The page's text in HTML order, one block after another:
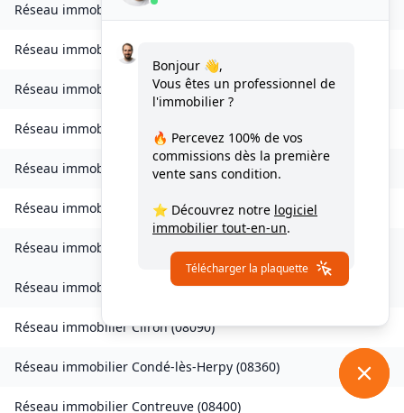
Réseau immobilier Brévilly
Réseau immobilierBulson
Réseau immobilier Chagny( 08430)
Réseau immobilier Chalandry-Elaire 08160
Réseau immobilier Chardeny(08400)
Réseau immobilier Chatel-Chéhéry(08250)
Réseau immobilier Bairon et ses environs(08390)
Réseau immobilier Bairon et ses environs(08400)
Réseau immobilierCliron(08090)
Réseau immobilier Condé-lès-Herpy (08360)
Réseau immobilier Contreuve (08400)
Bonjour 👋,
Vous êtes un professionnel de
l'immobilier ?
🔥 Percevez 100% de vos
commissions dès la première
vente sans condition.
⭐ Découvrez notre logiciel
immobilier tout-en-un.
Télécharger la plaquette